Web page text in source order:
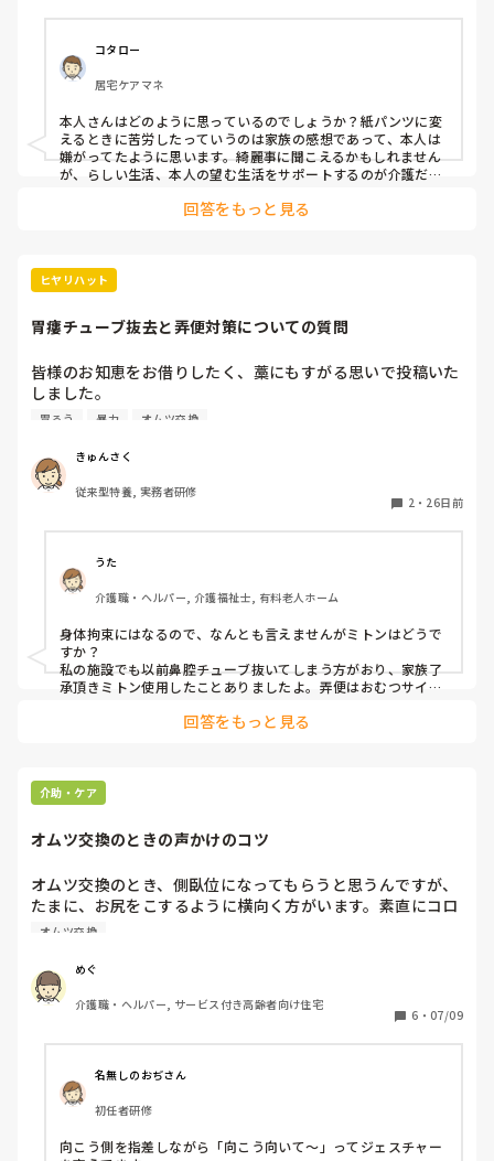
捕まり立ちや、座る動作と同じなのでリハの評価に繋がるか
点数も取れるでしょうし、声かけしてリハ中のトイレ誘導が良
いのではないでしょうか？
オムツ交換はサ高住なら身体扱いではないんですかね？それな
ら人員は確保されているはずですので、トイレ誘導をする方が
効率的なのではないですかね？
布パンツに取り組んでいる施設にお勤めの方ご意見をくださ
コタロー
居宅ケアマネ
本人さんはどのように思っているのでしょうか？紙パンツに変
えるときに苦労したっていうのは家族の感想であって、本人は
嫌がってたように思います。綺麗事に聞こえるかもしれません
が、らしい生活、本人の望む生活をサポートするのが介護だと
これで排泄トラブルや皮膚疾患の悪化等があれば、本人も含め
回答をもっと見る
ヒヤリハット
胃瘻チューブ抜去と弄便対策についての質問
皆様のお知恵をお借りしたく、藁にもすがる思いで投稿いた
しました。
私は特養常勤職員ですが、居室担当のA様についての質問で
先日、胃瘻チューブを使用しているA様がベッド上で自己抜
去する事故が発生しました。A様は造設当初からチューブ弄
とマジックテープ式の腹帯で固定しています。しかし数日に
一度は腹帯が胸付近までずり上がっており、今回は事故につ
ながってしまいました。
現在は1～2時間ごとに腹帯の位置を確認・付け直しています
が、A様は右麻痺で左手の力が非常に強く、抵抗や暴力もあ
るため、本来は2人介助が望ましいものの、人員不足で1人対
応になることがほとんどです。
ボタン式胃瘻への変更やつなぎ服も検討しましたが、ボタン
り弄便行為のほうが深刻で、効果は期待しにくいのではない
かと考えています。
弄便行為については、パッドによる蒸れや痒み、不快感が原
因ではないかと考え、以前はパッドを装着しない時間を設け
たり、排尿パターンを記録して排泄介助の回数を増やしたり
と対応していましたが、改善は見られませんでした。また、
頻繁にオムツへ手を入れているにもかかわらず、陰部や臀部
況です。
AIからは「オムツ内の温もりで安心感を得ている可能性があ
るため、安心できるものを持っていただく」という提案もあ
り、布団や衣類を口に入れたりする行為も見られるため、安
全面を考えると物を持っていただくことも難しい状況です。
職員によって腹帯の装着方法に差があり、緩みが生じている
胃ろう 暴力 オムツ交換
きゅんさく
従来型特養, 実務者研修
2 ・ 26日前
うた
介護職・ヘルパー, 介護福祉士, 有料老人ホーム
身体拘束にはなるので、なんとも言えませんがミトンはどうで
すか？
私の施設でも以前鼻腔チューブ抜いてしまう方がおり、家族了
承頂きミトン使用したことありましたよ。弄便はおむつサイズ
勿論利用者さんの不快感にも差があると思いますし、何サイズ
文面だけでは把握出来ない部分もあるので、間違っている箇所
があればすみません。私が思ったのはこの点です。
回答をもっと見る
介助・ケア
オムツ交換のときの声かけのコツ
オムツ交換のとき、側臥位になってもらうと思うんですが、
たまに、お尻をこするように横向く方がいます。素直にコロ
ンと横になってくれると助かるのですが、お尻をこするので
必要なのか、どうすれば良いのか、コツをご存知の方いらっ
しゃいますか？
オムツ交換
めぐ
介護職・ヘルパー, サービス付き高齢者向け住宅
6 ・ 07/09
名無しのおぢさん
初任者研修
向こう側を指差しながら「向こう向いて～」ってジェスチャー